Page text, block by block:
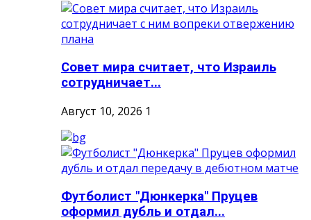
Совет мира считает, что Израиль
сотрудничает...
Август 10, 2026 1
Футболист "Дюнкерка" Пруцев
оформил дубль и отдал...